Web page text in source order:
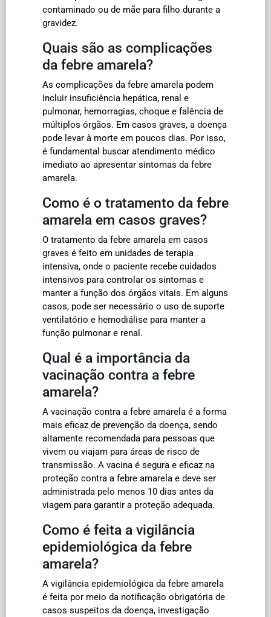
contaminado ou de mãe para filho durante a
gravidez.
Quais são as complicações
da febre amarela?
As complicações da febre amarela podem
incluir insuficiência hepática, renal e
pulmonar, hemorragias, choque e falência de
múltiplos órgãos. Em casos graves, a doença
pode levar à morte em poucos dias. Por isso,
é fundamental buscar atendimento médico
imediato ao apresentar sintomas da febre
amarela.
Como é o tratamento da febre
amarela em casos graves?
O tratamento da febre amarela em casos
graves é feito em unidades de terapia
intensiva, onde o paciente recebe cuidados
intensivos para controlar os sintomas e
manter a função dos órgãos vitais. Em alguns
casos, pode ser necessário o uso de suporte
ventilatório e hemodiálise para manter a
função pulmonar e renal.
Qual é a importância da
vacinação contra a febre
amarela?
A vacinação contra a febre amarela é a forma
mais eficaz de prevenção da doença, sendo
altamente recomendada para pessoas que
vivem ou viajam para áreas de risco de
transmissão. A vacina é segura e eficaz na
proteção contra a febre amarela e deve ser
administrada pelo menos 10 dias antes da
viagem para garantir a proteção adequada.
Como é feita a vigilância
epidemiológica da febre
amarela?
A vigilância epidemiológica da febre amarela
é feita por meio da notificação obrigatória de
casos suspeitos da doença, investigação